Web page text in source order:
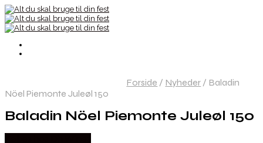
Forside / Nyheder / Baladin
Nöel Piemonte Juleøl 150
Baladin Nöel Piemonte Juleøl 150